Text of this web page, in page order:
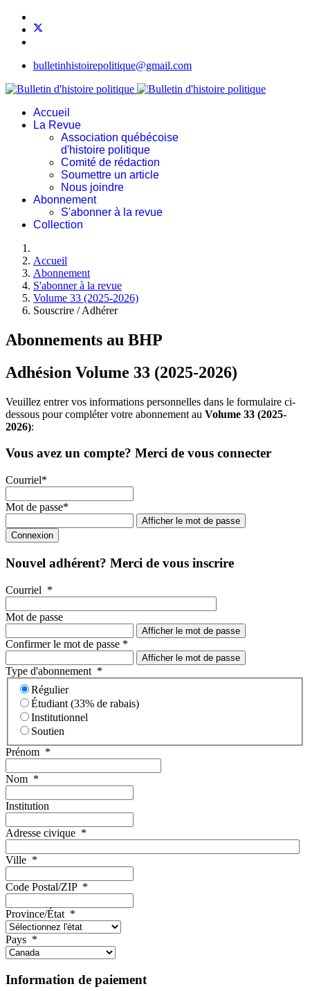
bulletinhistoirepolitique@gmail.com
Accueil
La Revue
Association québécoise
d'histoire politique
Comité de rédaction
Soumettre un article
Nous joindre
Abonnement
S'abonner à la revue
Collection
Accueil
Abonnement
S'abonner à la revue
Volume 33 (2025-2026)
Souscrire / Adhérer
Abonnements au BHP
Adhésion Volume 33 (2025-2026)
Veuillez entrer vos informations personnelles dans le formulaire ci-
dessous pour compléter votre abonnement au Volume 33 (2025-
2026):
Vous avez un compte? Merci de vous connecter
Courriel*
Mot de passe*
Afficher le mot de passe
Nouvel adhérent? Merci de vous inscrire
Courriel *
Mot de passe
Afficher le mot de passe
Confirmer le mot de passe *
Afficher le mot de passe
Type d'abonnement *
Régulier
Étudiant (33% de rabais)
Institutionnel
Soutien
Prénom *
Nom *
Institution
Adresse civique *
Ville *
Code Postal/ZIP *
Province/État *
Pays *
Information de paiement